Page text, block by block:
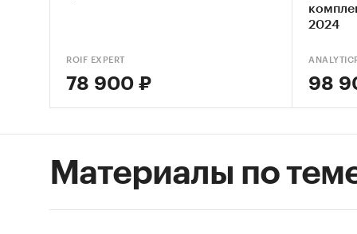
Регион
ROIF EXPERT
78 900 ₽
2024
98
Материалы по